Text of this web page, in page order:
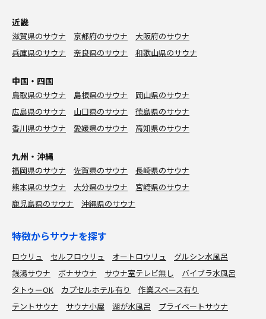
近畿
滋賀県のサウナ 京都府のサウナ
大阪府のサウナ
兵庫県のサウナ
奈良県のサウナ 和歌山県のサウナ
中国・四国
鳥取県のサウナ 島根県のサウナ
岡山県のサウナ
広島県のサウナ
山口県のサウナ
徳島県のサウナ
香川県のサウナ
愛媛県のサウナ 高知県のサウナ
九州・沖縄
福岡県のサウナ 佐賀県のサウナ
長崎県のサウナ
熊本県のサウナ
大分県のサウナ
宮崎県のサウナ
鹿児島県のサウナ
沖縄県のサウナ
特徴からサウナを探す
ロウリュ セルフロウリュ オートロウリュ
グルシン水風呂
銭湯サウナ
ボナサウナ サウナ室テレビ無し
バイブラ水風呂
タトゥーOK
カプセルホテル有り
作業スペース有り
テントサウナ
サウナ小屋 湖が水風呂 プライベートサウナ